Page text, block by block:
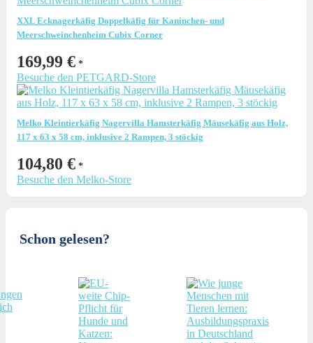
XXL Ecknagerkäfig Doppelkäfig für Kaninchen- und
Meerschweinchenheim Cubix Corner
169,99 €
Besuche den PETGARD-Store
Melko Kleintierkäfig Nagervilla Hamsterkäfig Mäusekäfig aus Holz,
117 x 63 x 58 cm, inklusive 2 Rampen, 3 stöckig
104,80 €
Besuche den Melko-Store
Schon gelesen?